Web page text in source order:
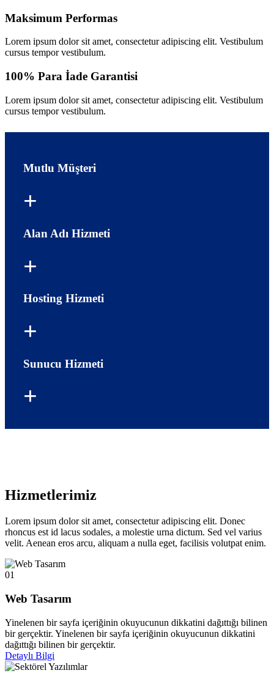
Maksimum Performas
Lorem ipsum dolor sit amet, consectetur adipiscing elit. Vestibulum
cursus tempor vestibulum.
100% Para İade Garantisi
Lorem ipsum dolor sit amet, consectetur adipiscing elit. Vestibulum
cursus tempor vestibulum.
Mutlu Müşteri
Alan Adı Hizmeti
Hosting Hizmeti
Sunucu Hizmeti
Hizmetlerimiz
Lorem ipsum dolor sit amet, consectetur adipiscing elit. Donec
rhoncus est id lacus sodales, a molestie urna dictum. Sed vel varius
velit. Aenean eros arcu, aliquam a nulla eget, facilisis volutpat enim.
01
Web Tasarım
Yinelenen bir sayfa içeriğinin okuyucunun dikkatini dağıttığı bilinen
bir gerçektir. Yinelenen bir sayfa içeriğinin okuyucunun dikkatini
dağıttığı bilinen bir gerçektir.
Detaylı Bilgi